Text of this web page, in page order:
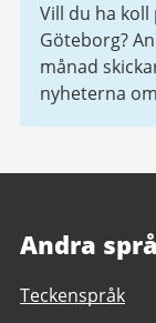
Vill du ha koll
Göteborg?
månad
nyheterna
Andra
Teckenspråk